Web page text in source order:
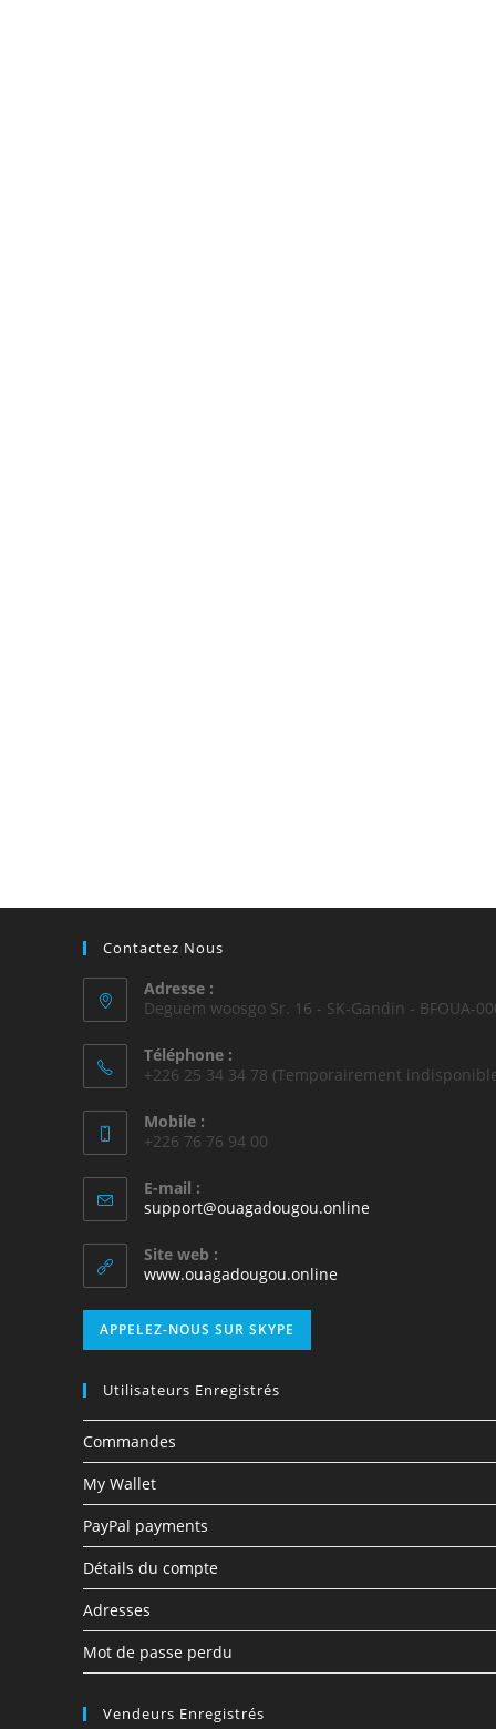
Contactez Nous
Adresse :
Deguem woosgo Sr. 16 - SK-Gandin - BFOUA-
Téléphone :
+226 25 34 34 78 (Temporairement
Mobile :
+226 76 76 94 00
E-mail :
support@ouagadougou.online
Site web :
www.ouagadougou.online
APPELEZ-NOUS SUR SKYPE
Utilisateurs Enregistrés
Commandes
My Wallet
PayPal payments
Détails du compte
Adresses
Mot de passe perdu
Vendeurs Enregistrés